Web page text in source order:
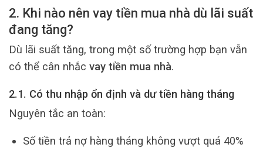
2. Khi nào nên vay tiền mua nhà dù lãi suất
đang tăng?
Dù lãi suất tăng, trong một số trường hợp bạn vẫn
có thể cân nhắc vay tiền mua nhà.
2.1. Có thu nhập ổn định và dư tiền hàng tháng
Nguyên tắc an toàn:
Số tiền trả nợ hàng tháng không vượt quá 40%